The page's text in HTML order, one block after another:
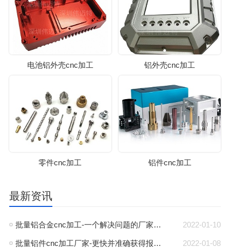
电池铝外壳cnc加工 铝外壳cnc加工
零件cnc加工 铝件cnc加工
最新资讯
2022-01-10
批量铝合金cnc加工-一个解决问题的厂家-深圳伟迈特
2022-01-08
批量铝件cnc加工厂家-更快并准确获得报价-深圳伟迈特